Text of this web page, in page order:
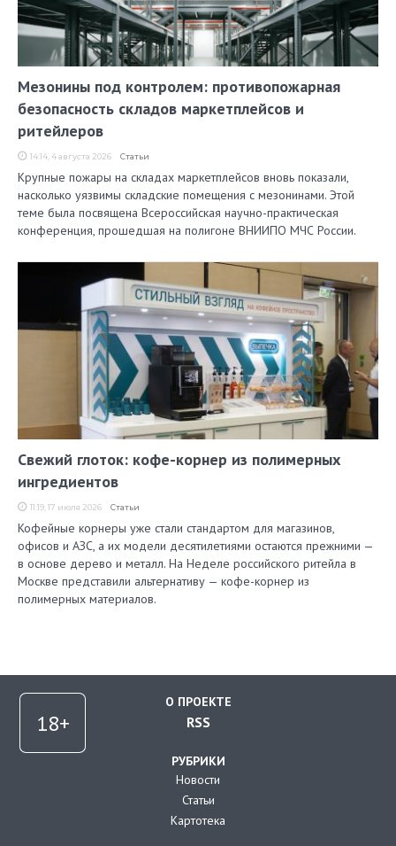
Мезонины под контролем: противопожарная
безопасность складов маркетплейсов и
ритейлеров
14:14, 4 августа 2026 Статьи
Крупные пожары на складах маркетплейсов вновь показали,
насколько уязвимы складские помещения с мезонинами. Этой
теме была посвящена Всероссийская научно-практическая
конференция, прошедшая на полигоне ВНИИПО МЧС России.
Свежий глоток: кофе-корнер из полимерных
ингредиентов
11:19, 17 июля 2026 Статьи
Кофейные корнеры уже стали стандартом для магазинов,
офисов и АЗС, а их модели десятилетиями остаются прежними —
в основе дерево и металл. На Неделе российского ритейла в
Москве представили альтернативу — кофе-корнер из
полимерных материалов.
О ПРОЕКТЕ
RSS
РУБРИКИ
Новости
Статьи
Картотека